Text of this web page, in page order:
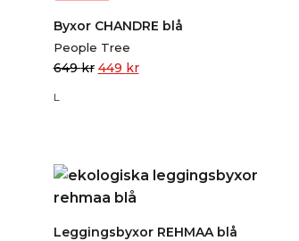
Byxor CHANDRE blå
People Tree
649kr 449 kr
L
Leggingsbyxor REHMAA blå